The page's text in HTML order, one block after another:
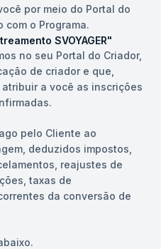
por meio do Portal do
com o Programa.
SVOYAGER"
no seu Portal do Criador,
de criador e que,
a você as inscrições
pelo Cliente ao
deduzidos impostos,
reajustes de
taxas de
da conversão de